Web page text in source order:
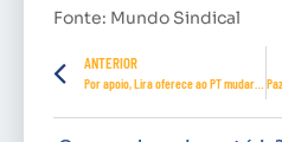
Fonte: Mundo Sindical
ANTERIOR